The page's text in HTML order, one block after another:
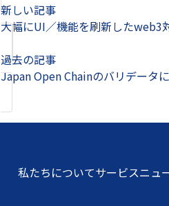
新しい記事
大幅にUI／機能を刷新したweb3
過去の記事
Japan Open Chainのバリデータ
私たちについてサービスニュ